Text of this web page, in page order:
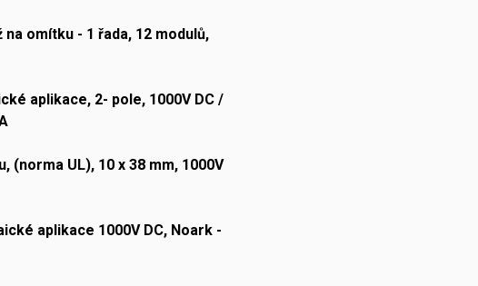
omítku - 1 řada, 12 modulů,
aplikace, 2- pole, 1000V DC /
UL), 10 x 38 mm, 1000V
aplikace 1000V DC, Noark -